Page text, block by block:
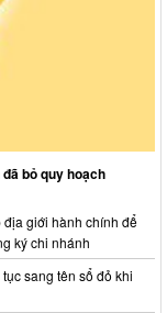
bỏ quy hoạch
địa giới hành chính để
ký chi nhánh
sang tên sổ đỏ khi